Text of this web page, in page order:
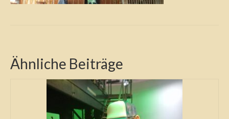
Ähnliche Beiträge